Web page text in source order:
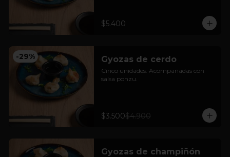
$5.400
-29% Gyozas de cerdo
Cinco unidades. Acompañadas con
salsa ponzu.
$3.500$4.900
Gyozas de champiñón